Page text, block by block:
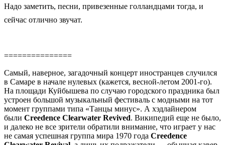
Надо заметить, песни, привезенные голландцами тогда, и
сейчас отлично звучат.
===============
Самый, наверное, загадочный концерт иностранцев случился
в Самаре в начале нулевых (кажется, весной-летом 2001-го).
На площади Куйбышева по случаю городского праздника был
устроен большой музыкальный фестиваль с модными на тот
момент группами типа «Танцы минус». А хэдлайнером
были Creedence Clearwater Revived. Википедий еще не было,
и далеко не все зрители обратили внимание, что играет у нас
не самая успешная группа мира 1970 года Creedence